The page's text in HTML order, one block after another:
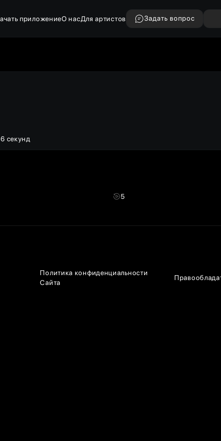
приложениеО насДля артистов Задать вопрос
секунд
5
Политика конфиденциальности
Сайта